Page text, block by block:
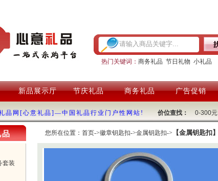
热门关键词： 商务礼品 节日礼物 小礼品
新品展示厅 节庆礼品 商务礼品 广告促销
品网[心意礼品]—中国礼品行业门户性网站! 价位查找： 0-300元
品
套装
您所在位置： 首页->徽章钥匙扣->金属钥匙扣-> 【金属钥匙扣】